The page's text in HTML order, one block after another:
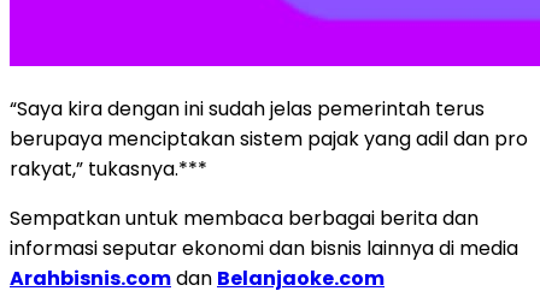
“Saya kira dengan ini sudah jelas pemerintah terus
berupaya menciptakan sistem pajak yang adil dan pro
rakyat,” tukasnya.***
Sempatkan untuk membaca berbagai berita dan
informasi seputar ekonomi dan bisnis lainnya di media
Arahbisnis.comdan Belanjaoke.com